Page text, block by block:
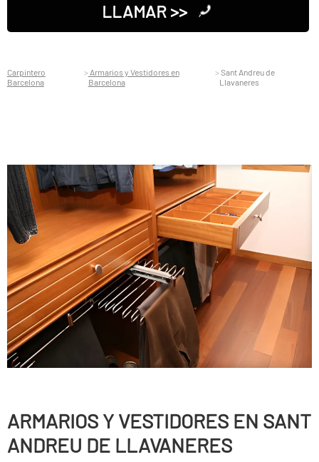
LLAMAR >>
Carpintero
Barcelona
Armarios y Vestidores en
Barcelona
Sant Andreu de
Llavaneres
ARMARIOS Y VESTIDORES EN SANT
ANDREU DE LLAVANERES